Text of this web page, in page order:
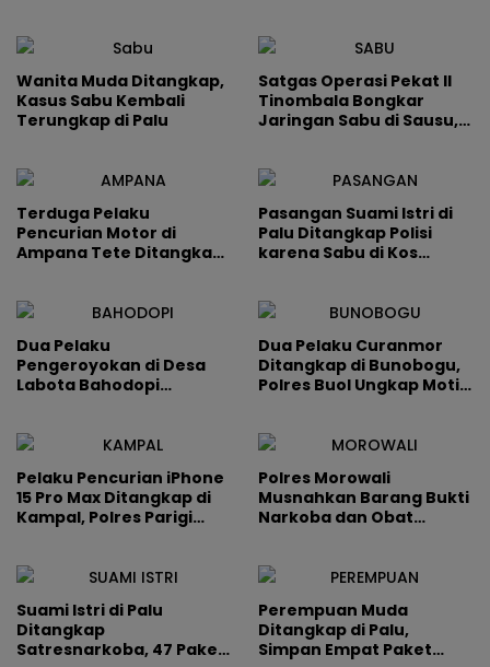
Wanita Muda Ditangkap,
Kasus Sabu Kembali
Terungkap di Palu
Satgas Operasi Pekat II
Tinombala Bongkar
Jaringan Sabu di Sausu,
Terduga Pelaku
Pencurian Motor di
Ampana Tete Ditangkap,
Pasangan Suami Istri di
Palu Ditangkap Polisi
karena Sabu di Kos
Dua Pelaku
Pengeroyokan di Desa
Labota Bahodopi
Dua Pelaku Curanmor
Ditangkap di Bunobogu,
Polres Buol Ungkap Motif
Pelaku Pencurian iPhone
15 Pro Max Ditangkap di
Kampal, Polres Parigi
Polres Morowali
Musnahkan Barang Bukti
Narkoba dan Obat
Suami Istri di Palu
Ditangkap
Satresnarkoba, 47 Paket
Perempuan Muda
Ditangkap di Palu,
Simpan Empat Paket